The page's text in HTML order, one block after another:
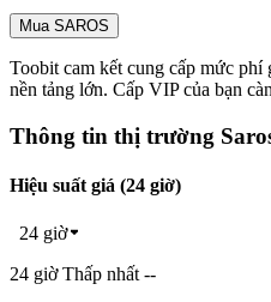
Mua SAROS
Toobit cam kết cung cấp mức
nền tảng lớn. Cấp VIP của bạn
Thông tin thị trường
Hiệu suất giá (24 giờ)
24 giờ
24 giờ Thấp nhất --